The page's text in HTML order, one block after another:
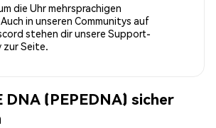
die Uhr mehrsprachigen
in unseren Communitys auf
stehen dir unsere Support-
Seite.
DNA (PEPEDNA) sicher